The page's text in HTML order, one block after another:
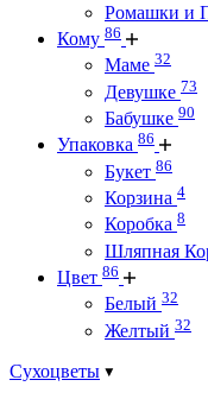
Ромашки и
Кому 86
Маме 32
Девушке 73
Бабушке 90
Упаковка 86
Букет 86
Корзина 4
Коробка 8
Шляпная
Цвет 86
Белый 32
Желтый 32
Сухоцветы